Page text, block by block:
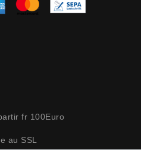
fr 100Euro
au SSL